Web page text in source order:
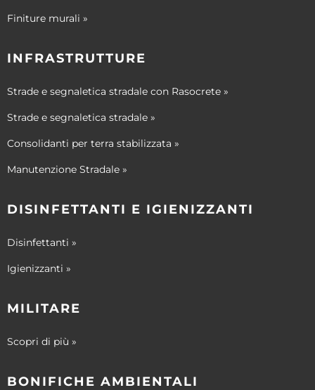
Finiture murali »
INFRASTRUTTURE
Strade e segnaletica stradale con Rasocrete »
Strade e segnaletica stradale »
Consolidanti per terra stabilizzata »
Manutenzione Stradale »
DISINFETTANTI E IGIENIZZANTI
Disinfettanti »
Igienizzanti »
MILITARE
Scopri di più »
BONIFICHE AMBIENTALI